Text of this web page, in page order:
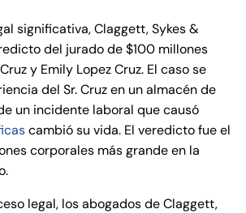
significativa, Claggett, Sykes &
del jurado de $100 millones
y Emily Lopez Cruz. El caso se
del Sr. Cruz en un almacén de
un incidente laboral que causó
cambió su vida. El veredicto fue el
corporales más grande en la
legal, los abogados de Claggett,